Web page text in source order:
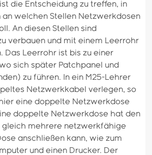
die Entscheidung zu treffen, in
an welchen Stellen Netzwerkdosen
An diesen Stellen sind
verbauen und mit einem Leerrohr
Das Leerrohr ist bis zu einer
sich später Patchpanel und
zu führen. In ein M25-Lehrer
Netzwerkkabel verlegen, so
eine doppelte Netzwerkdose
doppelte Netzwerkdose hat den
gleich mehrere netzwerkfähige
anschließen kann, wie zum
und einen Drucker. Der